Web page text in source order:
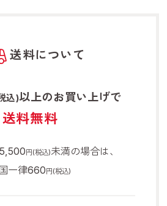
送料について
込)以上のお買い上げで
送料無料
円(税込)未満の場合は、
一律660円(税込)